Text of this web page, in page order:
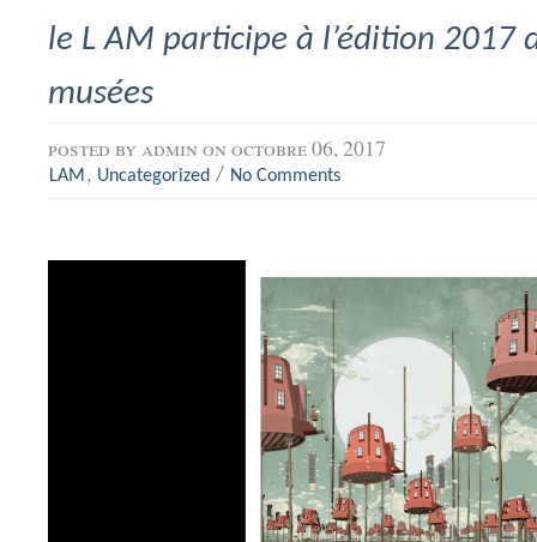
le L AM participe à l’édition 2017
musées
posted by admin on octobre 06, 2017
LAM , Uncategorized / No Comments